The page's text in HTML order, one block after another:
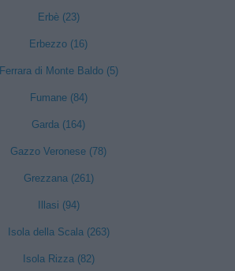
Erbè (23)
Erbezzo (16)
Ferrara di Monte Baldo (5)
Fumane (84)
Garda (164)
Gazzo Veronese (78)
Grezzana (261)
Illasi (94)
Isola della Scala (263)
Isola Rizza (82)